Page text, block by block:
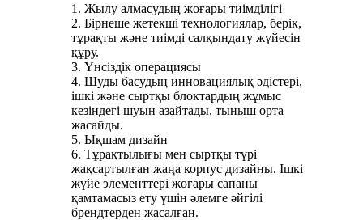
1. Жылу алмасудың жоғары тиімділігі
2. Бірнеше жетекші технологиялар, берік,
тұрақты және тиімді салқындату жүйесін
құру.
3. Үнсіздік операциясы
4. Шуды басудың инновациялық әдістері,
ішкі және сыртқы блоктардың жұмыс
кезіндегі шуын азайтады, тыныш орта
жасайды.
5. Ықшам дизайн
6. Тұрақтылығы мен сыртқы түрі
жақсартылған жаңа корпус дизайны. Ішкі
жүйе элементтері жоғары сапаны
қамтамасыз ету үшін әлемге әйгілі
брендтерден жасалған.